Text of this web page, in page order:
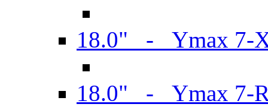
18.0" - Ymax 7-
18.0" - Ymax 7-